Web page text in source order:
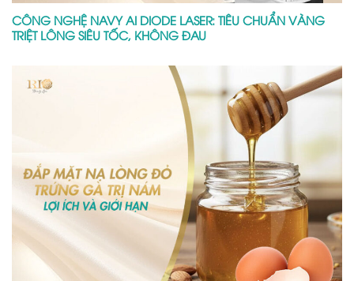
CÔNG NGHỆ NAVY AI DIODE LASER: TIÊU CHUẨN VÀNG
TRIỆT LÔNG SIÊU TỐC, KHÔNG ĐAU